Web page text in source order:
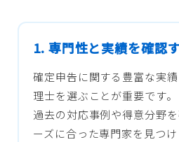
1. 専門性と実績を確認
確定申告に関する豊富な実
理士を選ぶことが重要です。
過去の対応事例や得意分野
ーズに合った専門家を見つけ